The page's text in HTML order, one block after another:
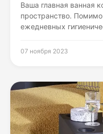
Ваша главная ванная
пространство.
ежедневных
07 ноября 2023